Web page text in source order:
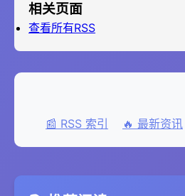
相关页面
查看所有RSS
📰 RSS 索引
🔥 最新资讯